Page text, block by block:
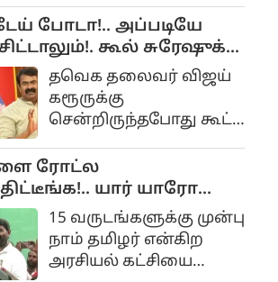
நல்லுறவு நீடித்து
வருகிறது. ரஷ்யாவோடு
பல வர்த்தகங்களையும்
இந்தியா செய்து
வருகிறது. குறிப்பாக
ரஷ்யாவிடமிருந்து
நிறைய கச்சா
எண்ணெய்களை
இந்தியா வாங்குகிறது.
போடா!.. அப்படியே
கூல் சுரேஷுக்கு
தவெக தலைவர் விஜய்
கரூருக்கு
சென்றிருந்தபோது கூட்ட
சிக்கி 41 பேர்
உயிரிழந்தனர். விஜய்
முதலமைச்சரான பின்
பாதிக்கப்பட்ட அந்த
குடும்பத்தினரில் 31
பேருக்கு அரசு பணி
ரோட்ல
யார் யாரோயோ
அனுப்பிட்டீங்க!.
கோபம்!..
15 வருடங்களுக்கு முன்பு
நாம் தமிழர் என்கிற
அரசியல் கட்சியை